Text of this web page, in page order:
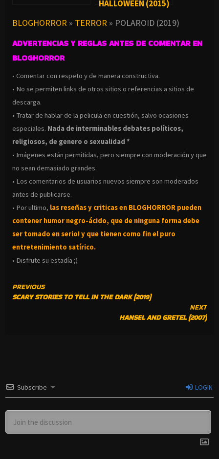
HALLOWEEN (2015)
BLOGHORROR » TERROR » POLAROID (2019)
ADVERTENCIAS Y REGLAS ANTES DE COMENTAR EN
BLOGHORROR
• Comentar con respeto y de manera constructiva.
• No se permiten links de otros sitios o referencias a sitios de
descarga.
• Tratar de hablar de la pelicula en cuestión, salvo ocasiones
especiales. Nada de interminables debates políticos,
religiosos, de genero o sexualidad *
• Imágenes están permitidas, pero siempre con moderación y que
no sean demasiado grandes.
• Los comentarios de usuarios nuevos siempre son moderados
antes de publicarse.
• Por ultimo, las reseñas y criticas en BLOGHORROR pueden
contener humor negro-ácido, que de ninguna forma debe
ser tomado en serio! y que tienen como fin el puro
entretenimiento satírico.
• Disfrute su estadía ;)
CONTINUE
READING
PREVIOUS
SCARY STORIES TO TELL IN THE DARK (2019)
NEXT
HANSEL AND GRETEL (2007)
Subscribe LOGIN